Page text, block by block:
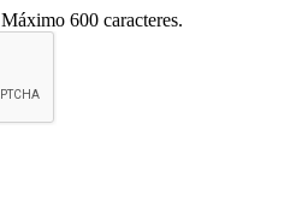
Máximo 600 caracteres.